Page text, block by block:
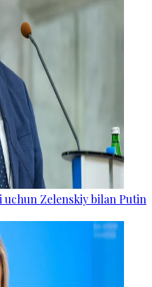
uchun Zelenskiy bilan Putin